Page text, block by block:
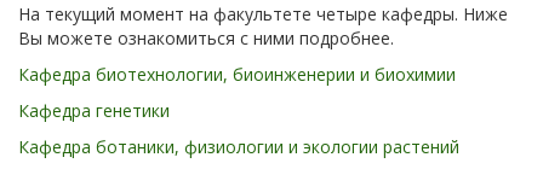
На текущий момент на факультете четыре кафедры. Ниже
Вы можете ознакомиться с ними подробнее.
Кафедра биотехнологии, биоинженерии и биохимии
Кафедра генетики
Кафедра ботаники, физиологии и экологии растений